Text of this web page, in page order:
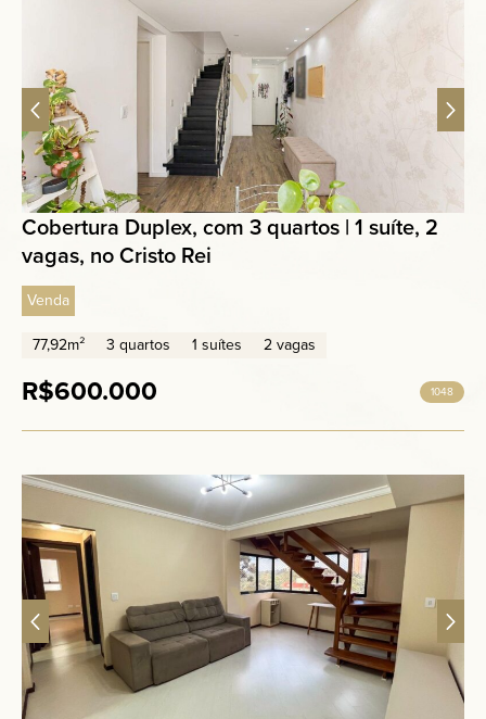
Cobertura Duplex, com 3 quartos | 1 suíte, 2
vagas, no Cristo Rei
Venda
77,92m²
3 quartos 1 suítes 2 vagas
R$600.000 1048